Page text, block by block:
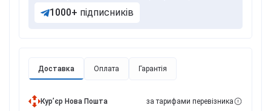
Доставка Оплата Гарантія
Курʼєр Нова Пошта за тарифами перевізника
1000+ підписників